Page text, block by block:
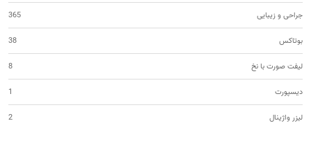
جراحی و زیبایی 365
بوتاکس 38
لیفت صورت با نخ 8
دیسپورت 1
لیزر واژینال 2